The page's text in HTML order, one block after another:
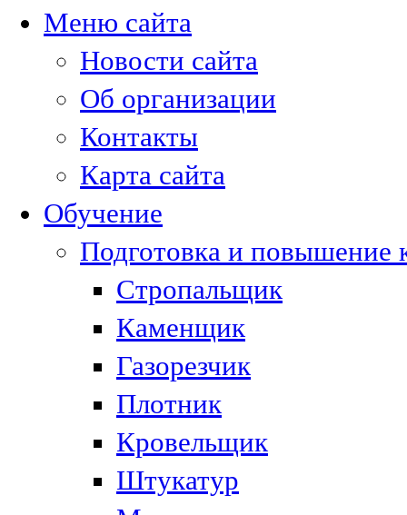
Меню сайта
Новости сайта
Об организации
Контакты
Карта сайта
Обучение
Подготовка и повышение
Стропальщик
Каменщик
Газорезчик
Плотник
Кровельщик
Штукатур